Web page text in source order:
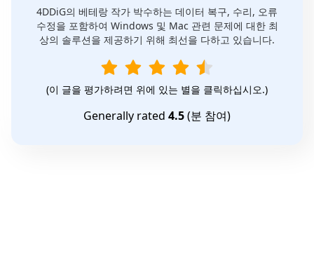
4DDiG의 베테랑 작가 박수하는 데이터 복구, 수리, 오류
수정을 포함하여 Windows 및 Mac 관련 문제에 대한 최
상의 솔루션을 제공하기 위해 최선을 다하고 있습니다.
(이 글을 평가하려면 위에 있는 별을 클릭하십시오.)
Generally rated 4.5(분 참여)